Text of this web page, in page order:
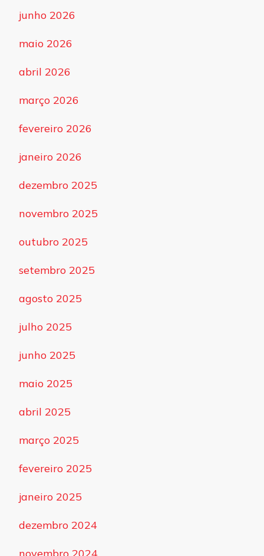
junho 2026
maio 2026
abril 2026
março 2026
fevereiro 2026
janeiro 2026
dezembro 2025
novembro 2025
outubro 2025
setembro 2025
agosto 2025
julho 2025
junho 2025
maio 2025
abril 2025
março 2025
fevereiro 2025
janeiro 2025
dezembro 2024
novembro 2024